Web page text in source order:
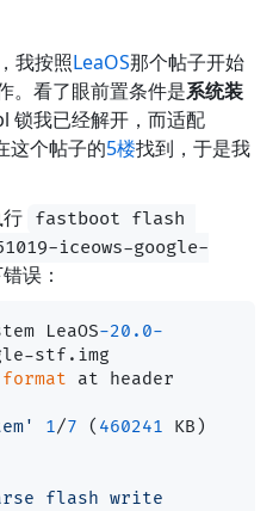
我按照LeaOS那个帖子开始
。看了眼前置条件是系统装
锁我已经解开，而适配
这个帖子的5楼找到，于是我
fastboot flash
iceows-google-
误：
LeaOS-20.0-
stf.img
format at header
1/7 ( 460241 KB)
flash write